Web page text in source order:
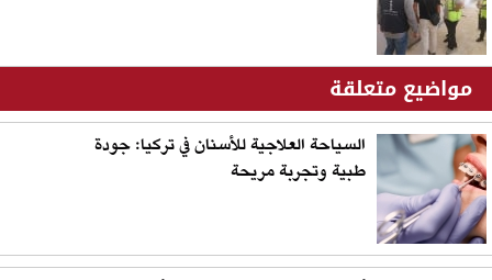
مواضيع متعلقة
السياحة العلاجية للأسنان في تركيا: جودة
طبية وتجربة مريحة